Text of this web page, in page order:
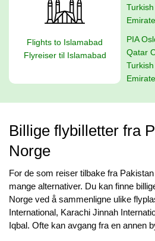
Flights to Islamabad
Flyreiser til Islamabad
PIA
Qatar
Billige flybilletter fra
Norge
For de som reiser tilbake fra
mange alternativer. Du kan finne
Norge ved å sammenligne ulike
International, Karachi Jinnah
Iqbal. Ofte kan avgang fra en annen